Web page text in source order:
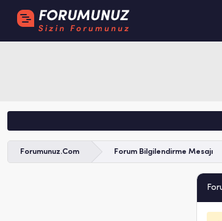
Forumunuz.Com Forum Bilgilendirme Mesajı